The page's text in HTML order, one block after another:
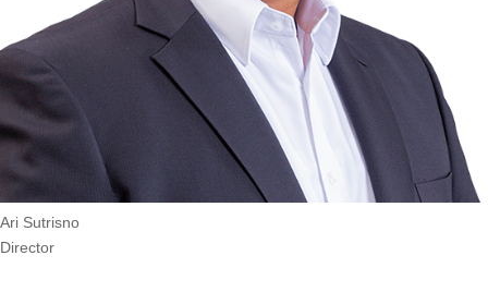
Ari Sutrisno
Director